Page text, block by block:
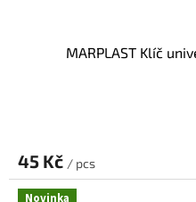
MARPLAST Klíč
45 Kč / pcs
Novinka